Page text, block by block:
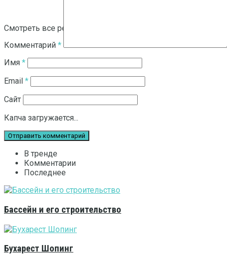
Смотреть все результаты
Комментарий *
Имя *
Email *
Сайт
Капча загружается...
В тренде
Комментарии
Последнее
Бассейн и его строительство
Бухарест Шопинг